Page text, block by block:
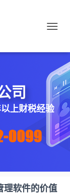
导
司
上财税经验
0099
理软件的价值